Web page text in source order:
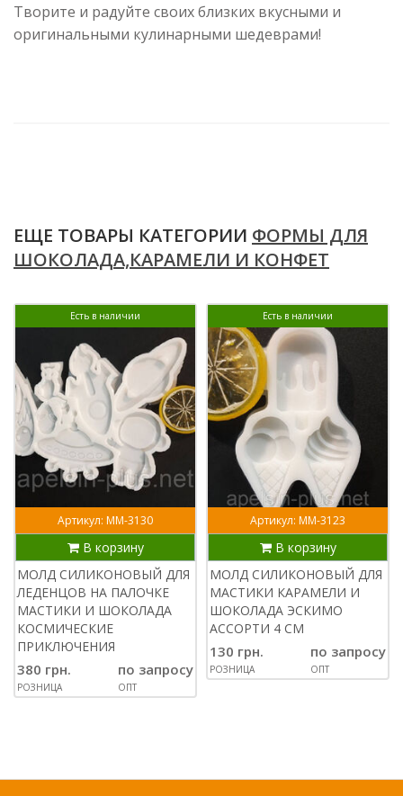
Творите и радуйте своих близких вкусными и
оригинальными кулинарными шедеврами!
ЕЩЕ ТОВАРЫ КАТЕГОРИИ ФОРМЫ ДЛЯ
ШОКОЛАДА,КАРАМЕЛИ И КОНФЕТ
Есть в наличии
Артикул: ММ-3130
В корзину
МОЛД СИЛИКОНОВЫЙ ДЛЯ
ЛЕДЕНЦОВ НА ПАЛОЧКЕ
МАСТИКИ И ШОКОЛАДА
КОСМИЧЕСКИЕ
ПРИКЛЮЧЕНИЯ
380 грн.
РОЗНИЦА
по запросу
ОПТ
Есть в наличии
Артикул: ММ-3123
В корзину
МОЛД СИЛИКОНОВЫЙ ДЛЯ
МАСТИКИ КАРАМЕЛИ И
ШОКОЛАДА ЭСКИМО
АССОРТИ 4 СМ
130 грн.
РОЗНИЦА
по запросу
ОПТ